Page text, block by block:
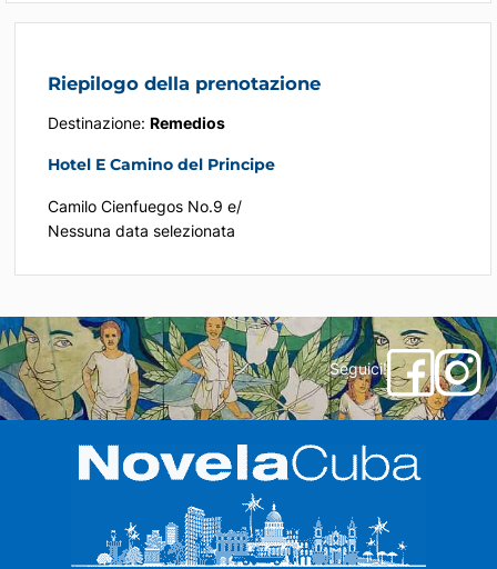
Riepilogo della prenotazione
Destinazione: Remedios
Hotel E Camino del Principe
Camilo Cienfuegos No.9 e/
Nessuna data selezionata
Seguici!